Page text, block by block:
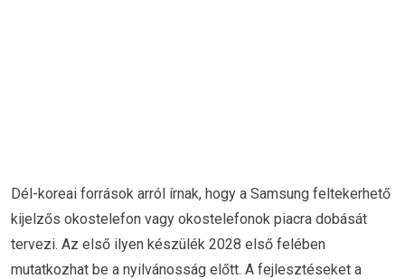
Dél-koreai források arról írnak, hogy a Samsung feltekerhető
kijelzős okostelefon vagy okostelefonok piacra dobását
tervezi. Az első ilyen készülék 2028 első felében
mutatkozhat be a nyilvánosság előtt. A fejlesztéseket a